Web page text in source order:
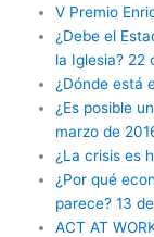
V Premio
¿Debe el
la Iglesia? 22
¿Dónde está
¿Es posible
marzo de
¿La crisis es
¿Por qué
parece? 13
ACT AT